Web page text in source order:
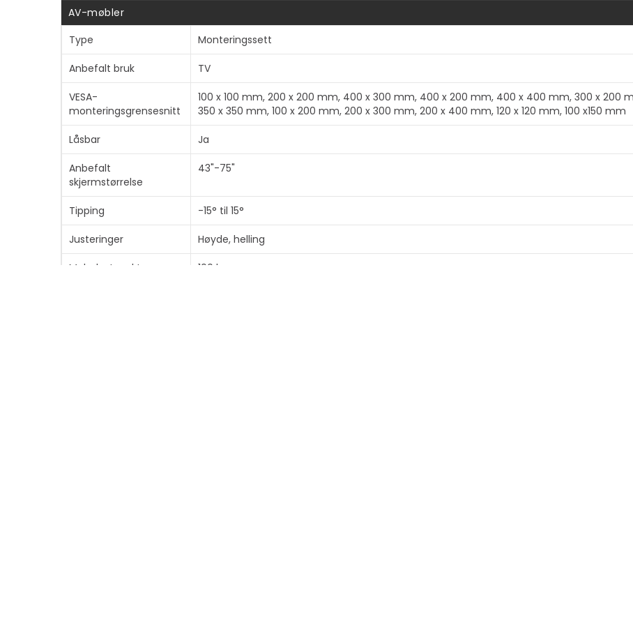
AV-møbler
Type
Monteringssett
Anbefalt bruk TV
VESA-
monteringsgrensesnitt
100 x 100 mm, 200 x 200 mm, 400 x 300 mm, 400 x 200 mm, 400 x 400 mm, 300 x 200
350 x 350 mm, 100 x 200 mm, 200 x 300 mm, 200 x 400 mm, 120 x 120 mm, 100 x150 mm
Låsbar Ja
Anbefalt
skjermstørrelse
43"-75"
Tipping -15° til 15°
Justeringer Høyde, helling
Maks lastevekt 100 kg